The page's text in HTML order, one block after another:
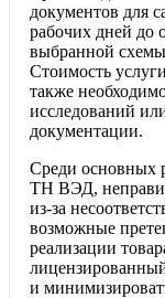
документов для
рабочих дней до
выбранной
Стоимость
также
исследований
документации.
Среди основных
ТН ВЭД,
из-за
возможные
реализации
и